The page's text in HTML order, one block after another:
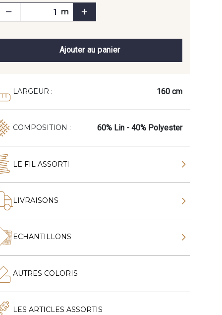
m
Ajouter au panier
LARGEUR : 160 cm
COMPOSITION : 60% Lin - 40% Polyester
LE FIL ASSORTI
LIVRAISONS
ECHANTILLONS
AUTRES COLORIS
LES ARTICLES ASSORTIS